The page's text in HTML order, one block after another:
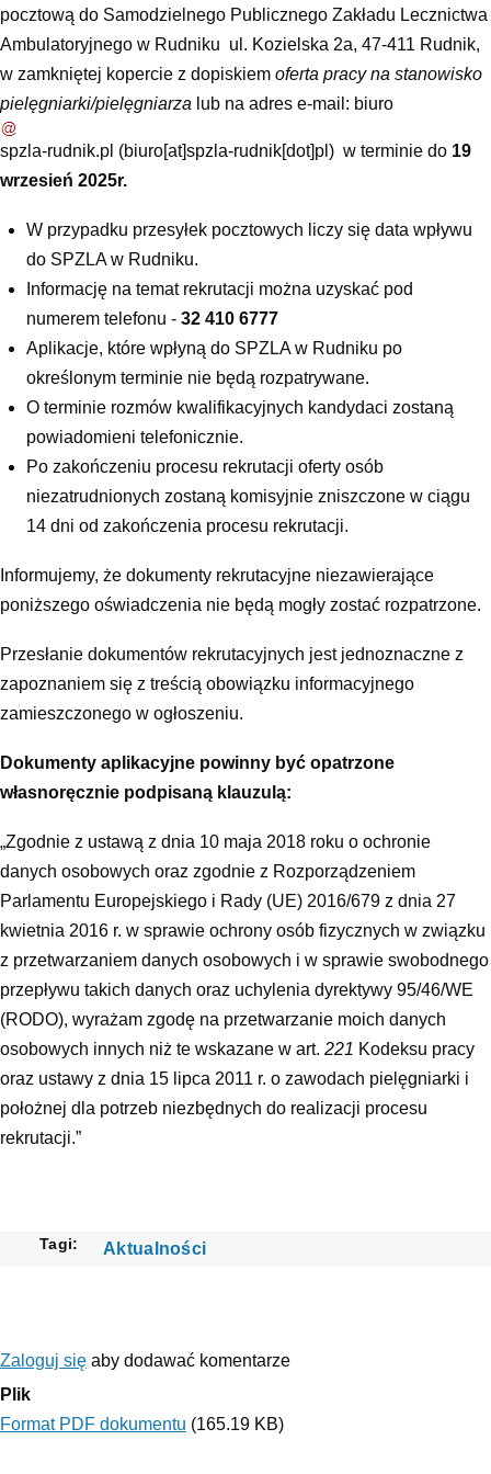
pocztową do Samodzielnego Publicznego Zakładu Lecznictwa
Ambulatoryjnego w Rudniku ul. Kozielska 2a, 47-411 Rudnik,
w zamkniętej kopercie z dopiskiem oferta pracy na stanowisko
pielęgniarki/pielęgniarza lub na adres e-mail: biuro
spzla-rudnik.pl (biuro[at]spzla-rudnik[dot]pl) w terminie do 19
wrzesień 2025r.
W przypadku przesyłek pocztowych liczy się data wpływu
do SPZLA w Rudniku.
Informację na temat rekrutacji można uzyskać pod
numerem telefonu - 32 410 6777
Aplikacje, które wpłyną do SPZLA w Rudniku po
określonym terminie nie będą rozpatrywane.
O terminie rozmów kwalifikacyjnych kandydaci zostaną
powiadomieni telefonicznie.
Po zakończeniu procesu rekrutacji oferty osób
niezatrudnionych zostaną komisyjnie zniszczone w ciągu
14 dni od zakończenia procesu rekrutacji.
Informujemy, że dokumenty rekrutacyjne niezawierające
poniższego oświadczenia nie będą mogły zostać rozpatrzone.
Przesłanie dokumentów rekrutacyjnych jest jednoznaczne z
zapoznaniem się z treścią obowiązku informacyjnego
zamieszczonego w ogłoszeniu.
Dokumenty aplikacyjne powinny być opatrzone
własnoręcznie podpisaną klauzulą:
„Zgodnie z ustawą z dnia 10 maja 2018 roku o ochronie
danych osobowych oraz zgodnie z Rozporządzeniem
Parlamentu Europejskiego i Rady (UE) 2016/679 z dnia 27
kwietnia 2016 r. w sprawie ochrony osób fizycznych w związku
z przetwarzaniem danych osobowych i w sprawie swobodnego
przepływu takich danych oraz uchylenia dyrektywy 95/46/WE
(RODO), wyrażam zgodę na przetwarzanie moich danych
osobowych innych niż te wskazane w art. 221 Kodeksu pracy
oraz ustawy z dnia 15 lipca 2011 r. o zawodach pielęgniarki i
położnej dla potrzeb niezbędnych do realizacji procesu
rekrutacji.”
Tagi Aktualności
Zaloguj się aby dodawać komentarze
Plik
Format PDF dokumentu (165.19 KB)